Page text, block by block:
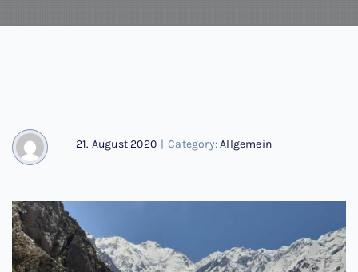
21. August 2020 | Category:Allgemein